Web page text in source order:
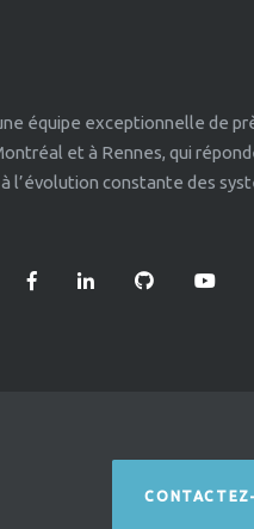
équipe exceptionnelle de
et à Rennes, qui
l’évolution constante des